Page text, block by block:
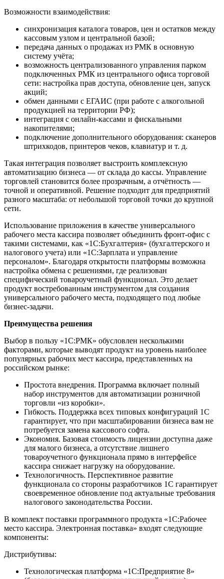
Возможности взаимодействия:
синхронизация каталога товаров, цен и остатков между
кассовым узлом и центральной базой;
передача данных о продажах из РМК в основную
систему учёта;
возможность централизованного управления парком
подключенных РМК из центрального офиса торговой
сети: настройка прав доступа, обновление цен, запуск
акций;
обмен данными с ЕГАИС (при работе с алкогольной
продукцией на территории РФ);
интеграция с онлайн-кассами и фискальными
накопителями;
подключение дополнительного оборудования: сканеров
штрихкодов, принтеров чеков, клавиатур и т. д.
Такая интеграция позволяет выстроить комплексную
автоматизацию бизнеса — от склада до кассы. Управление
торговлей становится более прозрачным, а отчётность —
точной и оперативной. Решение подходит для предприятий
разного масштаба: от небольшой торговой точки до крупной
сети.
Использование приложения в качестве универсального
рабочего места кассира позволяет объединить фронт-офис с
такими системами, как «1С:Бухгалтерия» (бухгалтерского и
налогового учета) или «1С:Зарплата и управление
персоналом». Благодаря открытости платформы возможна
настройка обмена с решениями, где реализован
специфический товароучетный функционал. Это делает
продукт востребованным инструментом для создания
универсального рабочего места, подходящего под любые
бизнес-задачи.
Преимущества решения
Выбор в пользу «1С:РМК» обусловлен несколькими
факторами, которые выводят продукт на уровень наиболее
популярных рабочих мест кассира, представленных на
российском рынке:
Простота внедрения. Программа включает полный
набор инструментов для автоматизации розничной
торговли «из коробки».
Гибкость. Поддержка всех типовых конфигураций 1С
гарантирует, что при масштабировании бизнеса вам не
потребуется замена кассового софта.
Экономия. Базовая стоимость лицензии доступна даже
для малого бизнеса, а отсутствие лишнего
товароучетного функционала прямо в интерфейсе
кассира снижает нагрузку на оборудование.
Технологичность. Перспективное развитие
функционала со стороны разработчиков 1С гарантирует
своевременное обновление под актуальные требования
налогового законодательства России.
В комплект поставки программного продукта «1С:Рабочее
место кассира. Электронная поставка» входят следующие
компоненты:
Дистрибутивы:
Технологическая платформа «1С:Предприятие 8»